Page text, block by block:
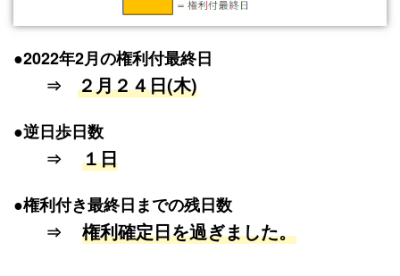
●2022年2月の権利付最終日
⇒
２月２４日(木)
●逆日歩日数
⇒
１日
●権利付き最終日までの残日数
⇒
権利確定日を過ぎました。